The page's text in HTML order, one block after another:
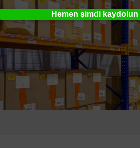
Hemen şimdi kaydolun